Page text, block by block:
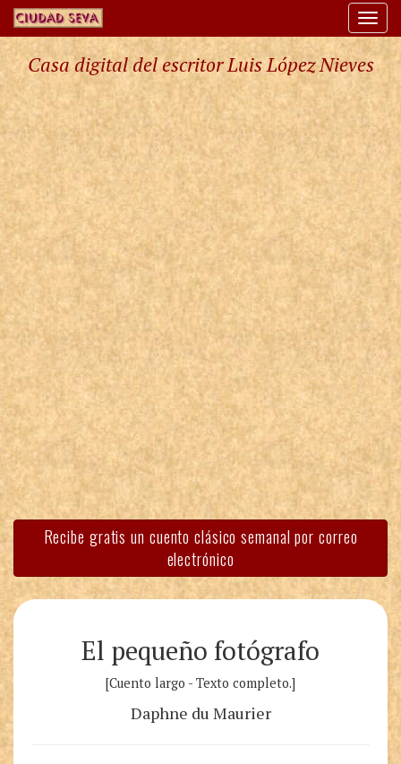
Casa digital del escritor Luis López Nieves
Recibe gratis un cuento clásico semanal por correo
electrónico
El pequeño fotógrafo
[Cuento largo - Texto completo.]
Daphne du Maurier